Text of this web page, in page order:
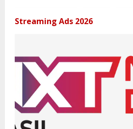
Streaming Ads 2026